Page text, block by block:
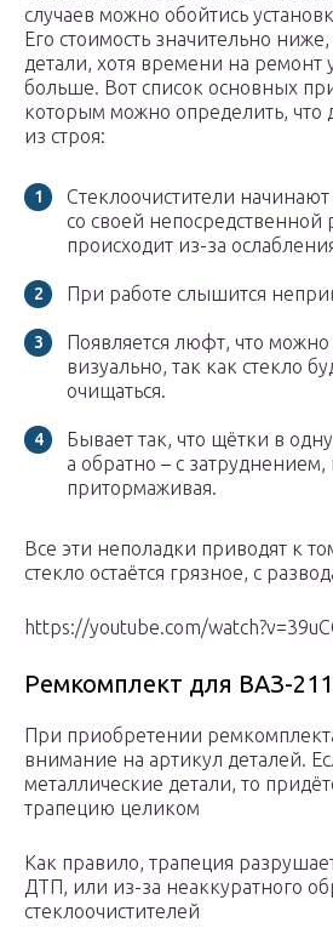
случаев можно обойтись
Его стоимость значительно
детали, хотя времени на ремонт
больше. Вот список основных
которым можно определить, что
из строя:
Стеклоочистители начинают
со своей непосредственной
происходит из-за
При работе слышится
Появляется люфт, что
визуально, так как стекло
очищаться.
Бывает так, что щётки в
а обратно – с затруднением,
притормаживая.
Все эти неполадки приводят к
стекло остаётся грязное, с
https://youtube.com/
Ремкомплект для ВАЗ-
При приобретении
внимание на артикул деталей.
металлические детали, то
трапецию целиком
Как правило, трапеция
ДТП, или из-за неаккуратного
стеклоочистителей